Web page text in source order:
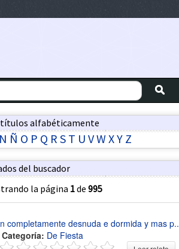
títulos alfabéticamente
N Ñ O P Q R S T U VWXY Z
del buscador
la página 1de 995
completamente desnuda e dormida y mas p..
Categoría: De Fiesta